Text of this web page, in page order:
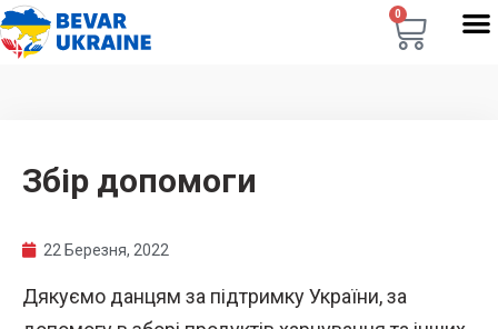
0
Збір допомоги
22 Березня, 2022
Дякуємо данцям за підтримку України, за